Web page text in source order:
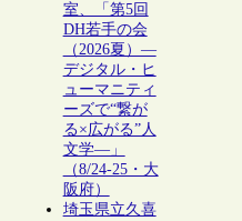
室、「第5回
DH若手の会
（2026夏）―
デジタル・ヒ
ューマニティ
ーズで“繋が
る×広がる”人
文学―」
（8/24-25・大
阪府）
埼玉県立久喜